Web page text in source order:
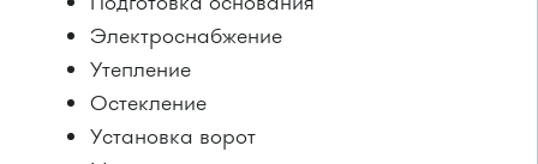
Электроснабжение
Утепление
Остекление
Установка ворот